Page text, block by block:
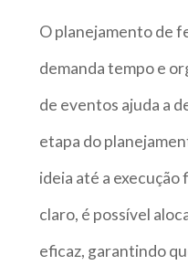
O planejamento de
demanda tempo e
de eventos ajuda a
etapa do
ideia até a execução
claro, é possível
eficaz, garantindo